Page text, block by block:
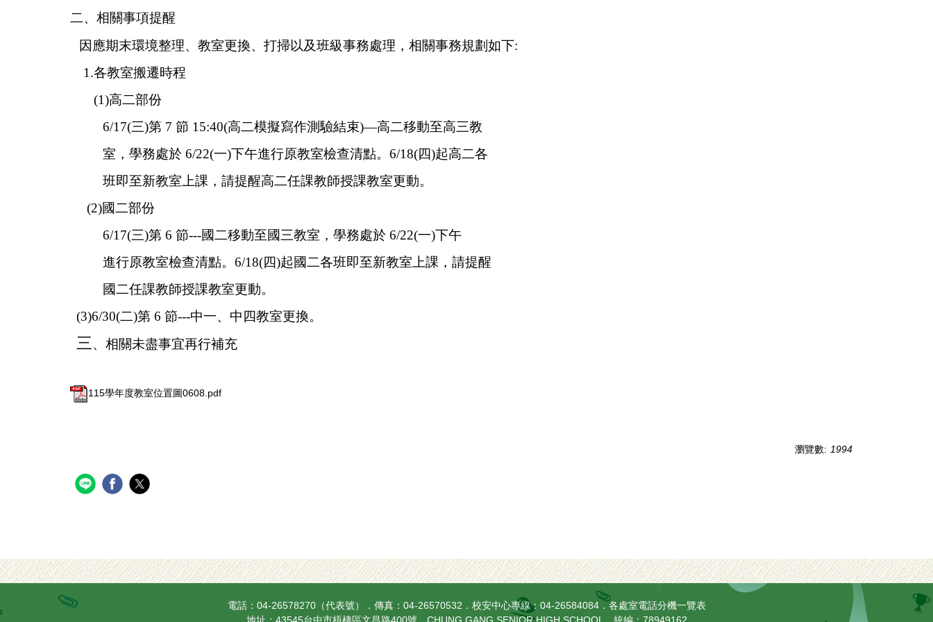
二、相關事項提醒
因應期末環境整理、教室更換、打掃以及班級事務處理，相關事務規劃如下:
1.各教室搬遷時程
(1)高二部份
6/17(三)第 7節 15:40(高二模擬寫作測驗結束)—高二移動至高三教
室，學務處於 6/22(一)下午進行原教室檢查清點。6/18(四)起高二各
班即至新教室上課，請提醒高二任課教師授課教室更動。
(2)國二部份
6/17(三)第 6節---國二移動至國三教室，學務處於 6/22(一)下午
進行原教室檢查清點。6/18(四)起國二各班即至新教室上課，請提醒
國二任課教師授課教室更動。
(3)6/30(二)第 6節---中一、中四教室更換。
三、相關未盡事宜再行補充
115學年度教室位置圖0608.pdf
瀏覽數: 1994
電話：04-26578270（代表號）．傳真：04-26570532．校安中心專線：04-26584084． 各處室電話分機一覽表